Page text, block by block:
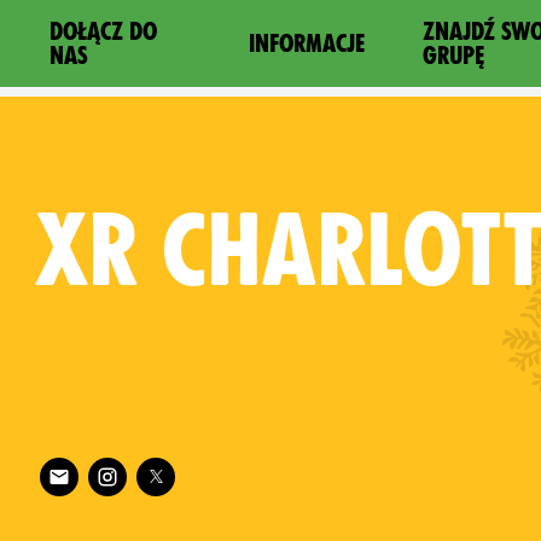
DOŁĄCZ DO
NAS
INFORMACJE
ZNAJDŹ
GRUPĘ
XR
Follow XR Charlotte on
on